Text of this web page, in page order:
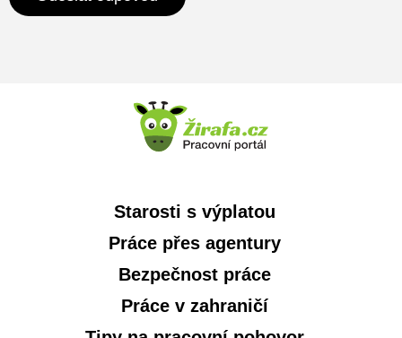
Starosti s výplatou
Práce přes agentury
Bezpečnost práce
Práce v zahraničí